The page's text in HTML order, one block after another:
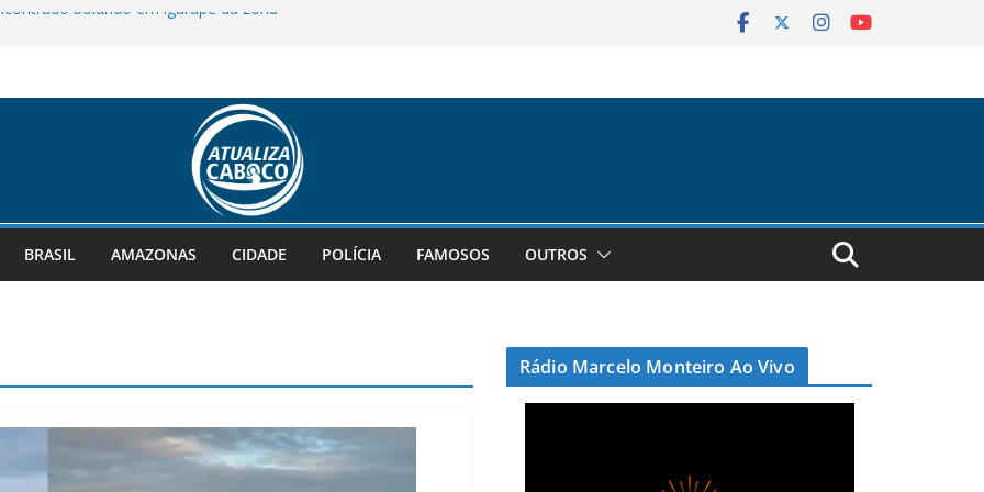
boiando em igarapé da zona
prefeito de Juruá, amplia força de
no cenário político do interior
morre após colisão frontal com van
R$ 135 milhões; confira as dezenas
BRASIL AMAZONAS CIDADE POLÍCIA FAMOSOS OUTROS
Rádio Marcelo Monteiro Ao Vivo